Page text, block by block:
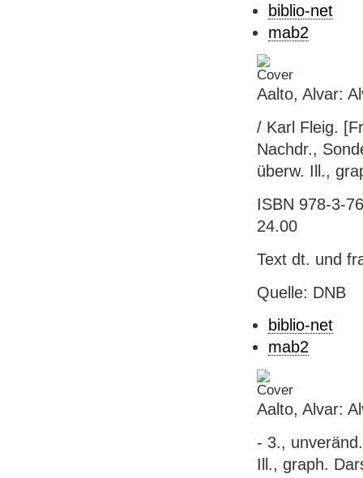
biblio-net
mab2
Aalto, Alvar:
/ Karl Fleig.
Nachdr.,
überw. Ill.,
ISBN 978-3-
24.00
Text dt. und
Quelle: DNB
biblio-net
mab2
Aalto, Alvar:
- 3.,
Ill., graph.